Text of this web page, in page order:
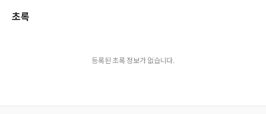
초록
등록된 초록 정보가 없습니다.